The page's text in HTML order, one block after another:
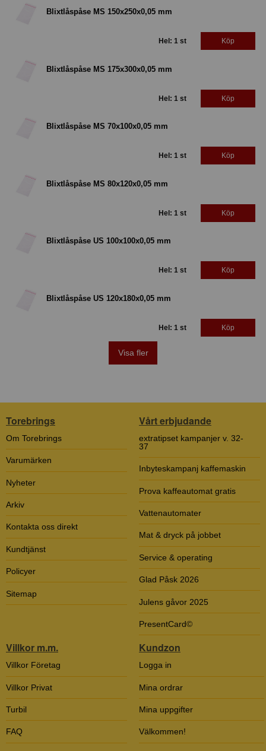
Blixtlåspåse MS 150x250x0,05 mm
Hel: 1 st Köp
Blixtlåspåse MS 175x300x0,05 mm
Hel: 1 st Köp
Blixtlåspåse MS 70x100x0,05 mm
Hel: 1 st Köp
Blixtlåspåse MS 80x120x0,05 mm
Hel: 1 st Köp
Blixtlåspåse US 100x100x0,05 mm
Hel: 1 st Köp
Blixtlåspåse US 120x180x0,05 mm
Hel: 1 st Köp
Visa fler
Torebrings
Om Torebrings
Varumärken
Nyheter
Arkiv
Kontakta oss direkt
Kundtjänst
Policyer
Sitemap
Vårt erbjudande
extratipset kampanjer v. 32-
37
Inbyteskampanj kaffemaskin
Prova kaffeautomat gratis
Vattenautomater
Mat & dryck på jobbet
Service & operating
Glad Påsk 2026
Julens gåvor 2025
PresentCard©
Villkor m.m.
Villkor Företag
Villkor Privat
Turbil
FAQ
Kundzon
Logga in
Mina ordrar
Mina uppgifter
Välkommen!